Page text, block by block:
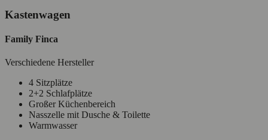
Kastenwagen
Family Finca
Verschiedene Hersteller
4 Sitzplätze
2+2 Schlafplätze
Großer Küchenbereich
Nasszelle mit Dusche & Toilette
Warmwasser